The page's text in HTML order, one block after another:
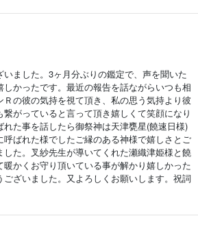
ました。3ヶ月分ぶりの鑑定で、声を聞いた
かったです。最近の報告を話ながらいつも相
の彼の気持を視て頂き、私の思う気持より彼
がっていると言って頂き嬉しくて笑顔になり
れた事を話したら御祭神は天津甕星(饒速日様)
呼ばれた様でしたご縁のある神様で嬉しさとご
た。叉紗先生が導いてくれた瀬織津姫様と饒
かくお守り頂いている事が解かり嬉しかった
ざいました。又よろしくお願いします。祝詞